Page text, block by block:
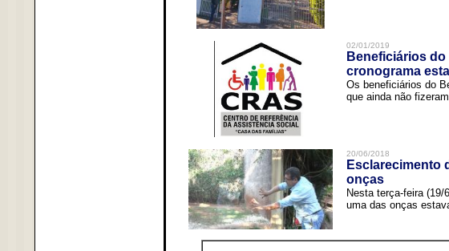
02/01/2019
Beneficiários
cronograma
Os beneficiários do
que ainda não
20/06/2018
Esclarecimento
onças
Nesta terça-feira
uma das onças